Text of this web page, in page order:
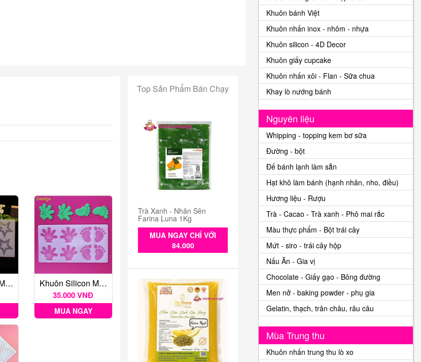
Khuôn Silicon Mỏng Decor 8 Ngôi Sao Rỗng Khuôn Silicon Mỏng Decor 8 Tay Chân Hoạt Hình
35.000 VNĐ
MUA NGAY
Top Sản Phẩm Bán Chạy
Trà Xanh - Nhân Sên
Farina Luna 1Kg
MUA NGAY CHỈ VỚI
84.000
Khuôn bánh Việt
Khuôn nhấn inox - nhôm - nhựa
Khuôn silicon - 4D Decor
Khuôn giấy cupcake
Khuôn nhấn xôi - Flan - Sữa chua
Khay lò nướng bánh
Nguyên liệu
Whipping - topping kem bơ sữa
Đường - bột
Đế bánh lạnh làm sẵn
Hạt khô làm bánh (hạnh nhân, nho, điều)
Hương liệu - Rượu
Trà - Cacao - Trà xanh - Phô mai rắc
Màu thực phẩm - Bột trái cây
Mứt - siro - trái cây hộp
Nấu Ăn - Gia vị
Chocolate - Giấy gạo - Bông đường
Men nở - baking powder - phụ gia
Gelatin, thạch, trân châu, râu câu
Mùa Trung thu
Khuôn nhấn trung thu lò xo